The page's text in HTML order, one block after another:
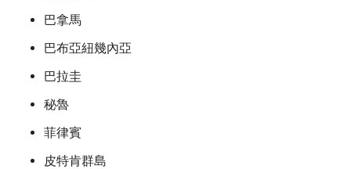
巴拿馬
巴布亞紐幾內亞
巴拉圭
秘魯
菲律賓
皮特肯群島